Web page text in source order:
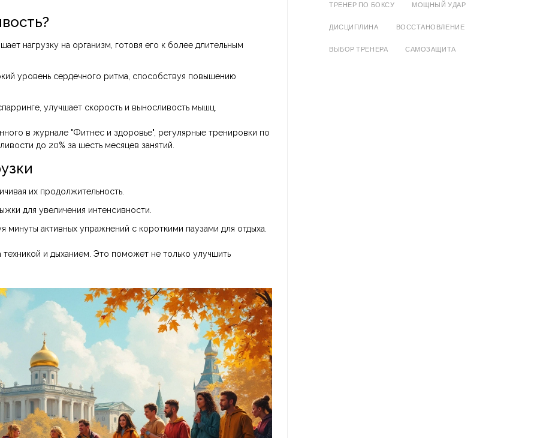
нагрузку на организм, готовя его к более длительным
уровень сердечного ритма, способствуя повышению
улучшает скорость и выносливость мышц.
в журнале "Фитнес и здоровье", регулярные тренировки по
до 20% за шесть месяцев занятий.
их продолжительность.
для увеличения интенсивности.
минуты активных упражнений с короткими паузами для отдыха.
техникой и дыханием. Это поможет не только улучшить
ТРЕНЕР ПО БОКСУ МОЩНЫЙ УДАР
ДИСЦИПЛИНА ВОССТАНОВЛЕНИЕ
ВЫБОР ТРЕНЕРА САМОЗАЩИТА